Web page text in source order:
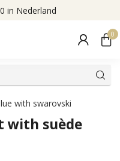
in Nederland
0
with swarovski
with suède